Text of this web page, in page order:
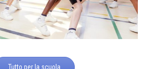
Tutto per la scuola